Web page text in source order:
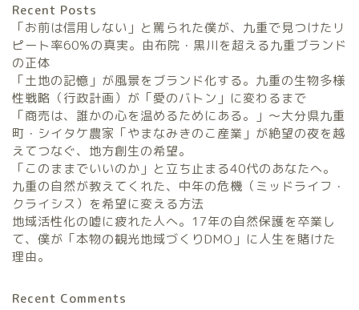
Recent Posts
「お前は信用しない」と罵られた僕が、九重で見つけたリ
ピート率60%の真実。由布院・黒川を超える九重ブランド
の正体
「土地の記憶」が風景をブランド化する。九重の生物多様
性戦略（行政計画）が「愛のバトン」に変わるまで
「商売は、誰かの心を温めるためにある。」〜大分県九重
町・シイタケ農家「やまなみきのこ産業」が絶望の夜を越
えてつなぐ、地方創生の希望。
「このままでいいのか」と立ち止まる40代のあなたへ。
九重の自然が教えてくれた、中年の危機（ミッドライフ・
クライシス）を希望に変える方法
地域活性化の嘘に疲れた人へ。17年の自然保護を卒業し
て、僕が「本物の観光地域づくりDMO」に人生を賭けた
理由。
Recent Comments
農家民宿FarmStay
暮らしと農のタネLifeStyle
観光地域づくりタネ
TourismDevelopment
田舎の仕事のタネ